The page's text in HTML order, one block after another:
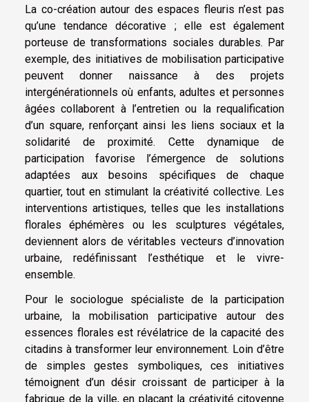
La co-création autour des espaces fleuris n’est pas
qu’une tendance décorative ; elle est également
porteuse de transformations sociales durables. Par
exemple, des initiatives de mobilisation participative
peuvent donner naissance à des projets
intergénérationnels où enfants, adultes et personnes
âgées collaborent à l’entretien ou la requalification
d’un square, renforçant ainsi les liens sociaux et la
solidarité de proximité. Cette dynamique de
participation favorise l’émergence de solutions
adaptées aux besoins spécifiques de chaque
quartier, tout en stimulant la créativité collective. Les
interventions artistiques, telles que les installations
florales éphémères ou les sculptures végétales,
deviennent alors de véritables vecteurs d’innovation
urbaine, redéfinissant l’esthétique et le vivre-
ensemble.
Pour le sociologue spécialiste de la participation
urbaine, la mobilisation participative autour des
essences florales est révélatrice de la capacité des
citadins à transformer leur environnement. Loin d’être
de simples gestes symboliques, ces initiatives
témoignent d’un désir croissant de participer à la
fabrique de la ville, en plaçant la créativité citoyenne